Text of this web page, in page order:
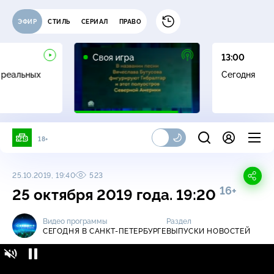
ЭФИР СТИЛЬ СЕРИАЛ ПРАВО
Своя игра
0+
13:00
Сегодня
18+
25.10.2019, 19:40 523
25 октября 2019 года. 19:20 16+
Видео программы
СЕГОДНЯ В САНКТ-ПЕТЕРБУРГЕ
Раздел
ВЫПУСКИ НОВОСТЕЙ